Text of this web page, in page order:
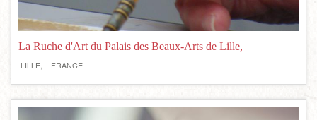
La Ruche d'Art du Palais des Beaux-Arts de Lille,
LILLE, FRANCE